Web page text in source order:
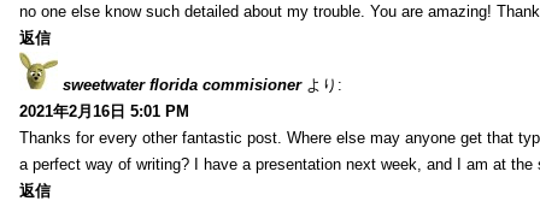
no one else know such detailed about my trouble. You are amazing!
返信
sweetwater florida commisioner より:
2021年2月16日 5:01 PM
Thanks for every other fantastic post. Where else may anyone get that
a perfect way of writing? I have a presentation next week, and I am at the
返信